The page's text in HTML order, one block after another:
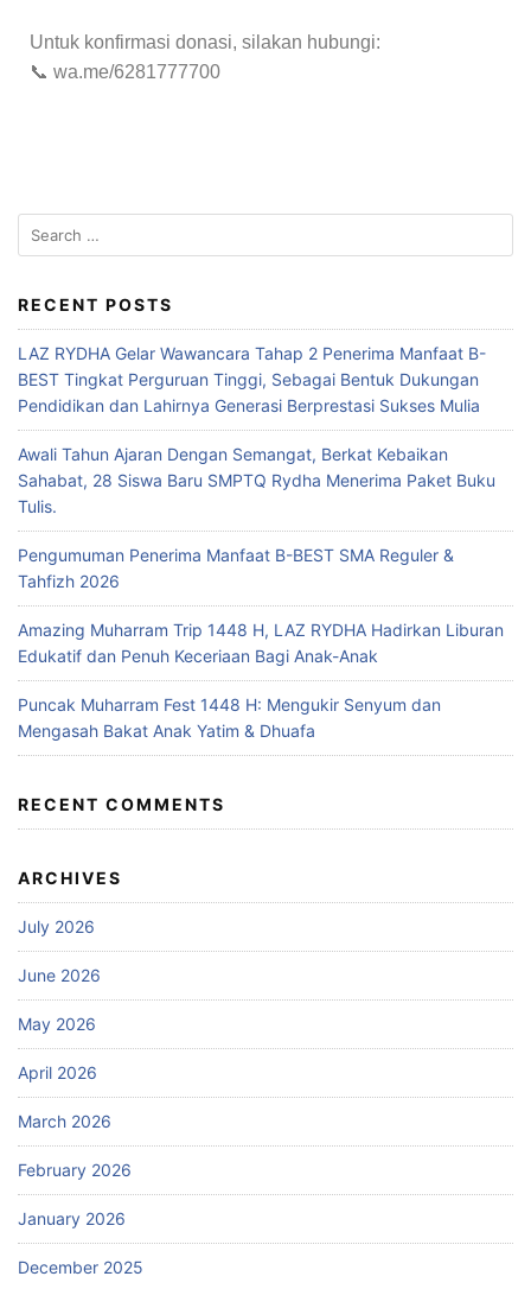
Untuk konfirmasi donasi, silakan hubungi:
📞 wa.me/6281777700
RECENT POSTS
LAZ RYDHA Gelar Wawancara Tahap 2 Penerima Manfaat B-
BEST Tingkat Perguruan Tinggi, Sebagai Bentuk Dukungan
Pendidikan dan Lahirnya Generasi Berprestasi Sukses Mulia
Awali Tahun Ajaran Dengan Semangat, Berkat Kebaikan
Sahabat, 28 Siswa Baru SMPTQ Rydha Menerima Paket Buku
Tulis.
Pengumuman Penerima Manfaat B-BEST SMA Reguler &
Tahfizh 2026
Amazing Muharram Trip 1448 H, LAZ RYDHA Hadirkan Liburan
Edukatif dan Penuh Keceriaan Bagi Anak-Anak
Puncak Muharram Fest 1448 H: Mengukir Senyum dan
Mengasah Bakat Anak Yatim & Dhuafa
RECENT COMMENTS
ARCHIVES
July 2026
June 2026
May 2026
April 2026
March 2026
February 2026
January 2026
December 2025